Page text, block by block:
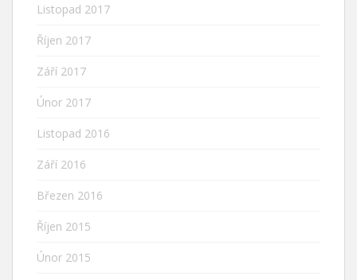
Listopad 2017
Říjen 2017
Září 2017
Únor 2017
Listopad 2016
Září 2016
Březen 2016
Říjen 2015
Únor 2015